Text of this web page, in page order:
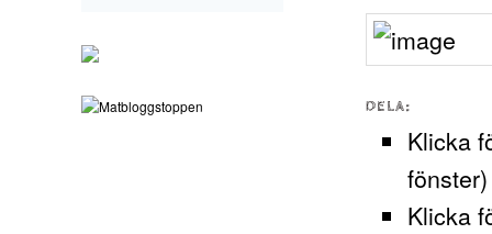
DELA:
Klicka
fönster)
Klicka